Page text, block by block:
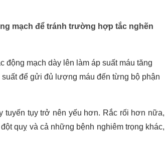
mạch để tránh trường hợp tắc nghẽn
động mạch dày lên làm áp suất máu tăng
để gửi đủ lượng máu đến từng bộ phận
tuyến tụy trở nên yếu hơn. Rắc rối hơn nữa,
quỵ và cả những bệnh nghiêm trọng khác,